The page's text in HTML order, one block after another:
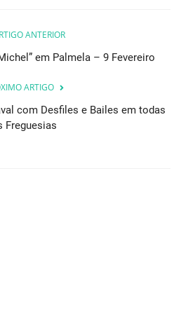
ANTERIOR
em Palmela – 9 Fevereiro
ARTIGO
com Desfiles e Bailes em todas
Freguesias